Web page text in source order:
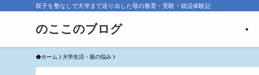
双子を塾なしで大学まで送り出した母の教育・受験・就活体験記
のここのブログ
ホーム 大学生活・親の悩み